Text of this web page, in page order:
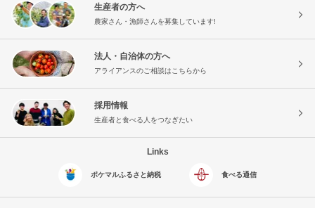
生産者の方へ
農家さん・漁師さんを募集しています!
法人・自治体の方へ
アライアンスのご相談はこちらから
採用情報
生産者と食べる人をつなぎたい
Links
ポケマルふるさと納税 食べる通信